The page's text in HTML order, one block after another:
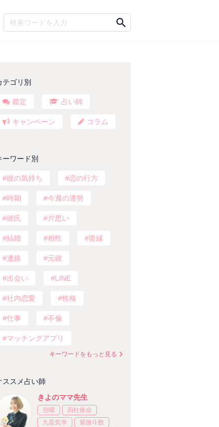
テゴリ別
鑑定 占い師
キャンペーン コラム
ーワード別
彼の気持ち 恋の行方
時期 今週の運勢
彼氏 片思い
結婚 相性 復縁
連絡 元彼
出会い LINE
社内恋愛 性格
仕事 不倫
マッチングアプリ
キーワードをもっと見る
ススメ占い師
きよのママ先生
宿曜
四柱推命
九星気学
紫微斗数